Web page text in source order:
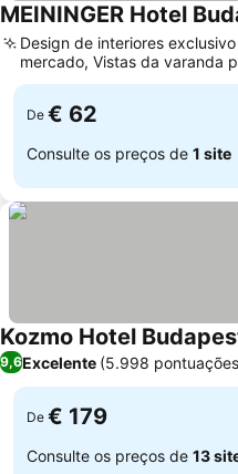
MEININGER Hotel
Design de interiores
mercado, Vistas da varanda
e a Cidade Velha
De € 62
Consulte os preços de 1 site
Kozmo Hotel
9,6Excelente (5.998
De € 179
Consulte os preços de 13